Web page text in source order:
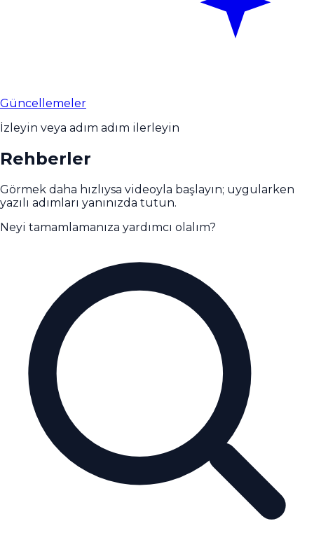
Güncellemeler
İzleyin veya adım adım ilerleyin
Rehberler
Görmek daha hızlıysa videoyla başlayın; uygularken
yazılı adımları yanınızda tutun.
Neyi tamamlamanıza yardımcı olalım?